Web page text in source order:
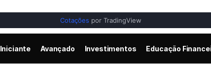
Cotações por TradingView
Iniciante Avançado Investimentos Educação